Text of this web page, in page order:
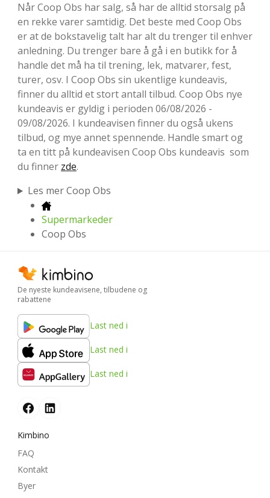
Når Coop Obs har salg, så har de alltid storsalg på
en rekke varer samtidig. Det beste med Coop Obs
er at de bokstavelig talt har alt du trenger til enhver
anledning. Du trenger bare å gå i en butikk for å
handle det må ha til trening, lek, matvarer, fest,
turer, osv. I Coop Obs sin ukentlige kundeavis,
finner du alltid et stort antall tilbud. Coop Obs nye
kundeavis er gyldig i perioden 06/08/2026 -
09/08/2026. I kundeavisen finner du også ukens
tilbud, og mye annet spennende. Handle smart og
ta en titt på kundeavisen Coop Obs kundeavis som
du finner zde.
Les mer Coop Obs
Supermarkeder
Coop Obs
De nyeste kundeavisene, tilbudene og
rabattene
Last ned i
Last ned i
Last ned i
Kimbino
FAQ
Kontakt
Byer